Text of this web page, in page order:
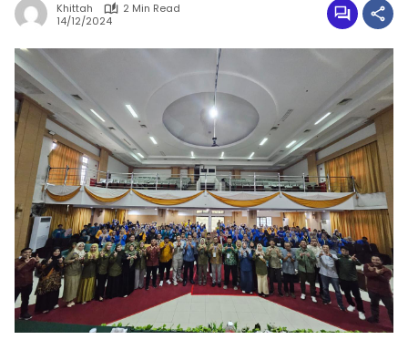
Khittah
2 Min Read
14/12/2024